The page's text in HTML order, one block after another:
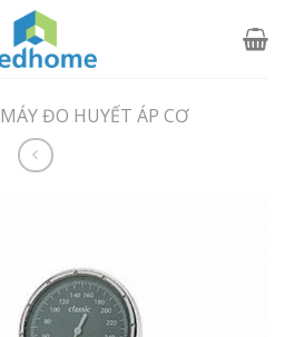
MÁY ĐO HUYẾT ÁP CƠ